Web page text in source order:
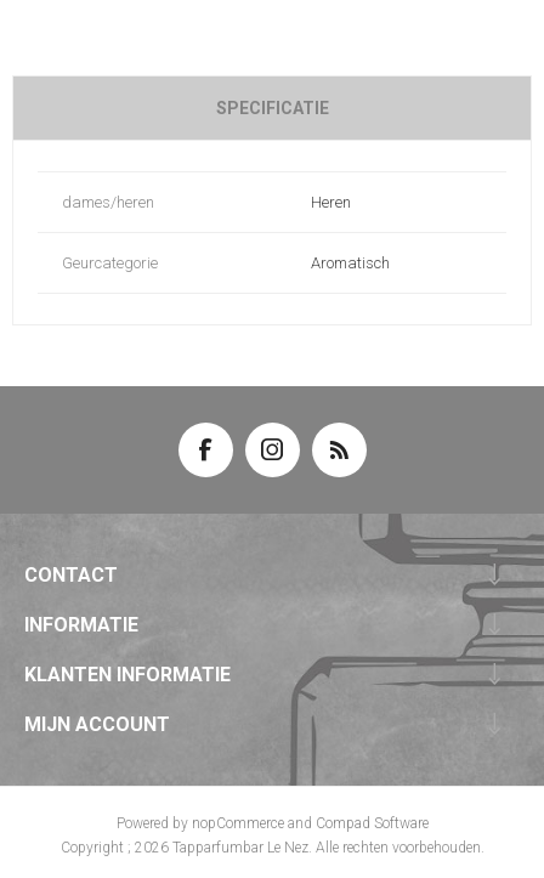
SPECIFICATIE
dames/heren Heren
Geurcategorie Aromatisch
CONTACT
INFORMATIE
KLANTEN INFORMATIE
MIJN ACCOUNT
Powered by nopCommerceand Compad Software
Copyright ; 2026 Tapparfumbar Le Nez. Alle rechten voorbehouden.